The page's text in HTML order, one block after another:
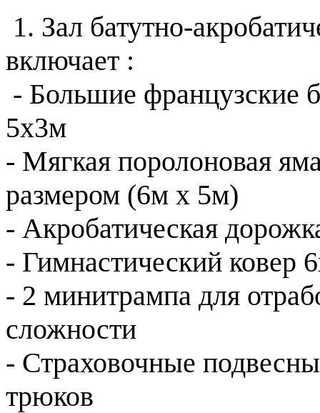
1. Зал батутно-
включает :
- Большие французcкие
5х3м
- Мягкая поролоновая
размером (6м х 5м)
- Акробатическая
- Гимнастический ковер
- 2 минитрампа для
сложности
- Страховочные
трюков